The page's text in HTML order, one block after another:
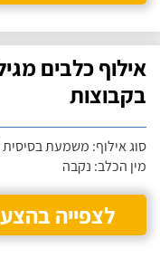
אילוף כלבים
בקבוצות
סוג אילוף: משמעת
מין הכלב: נקבה
לצפייה